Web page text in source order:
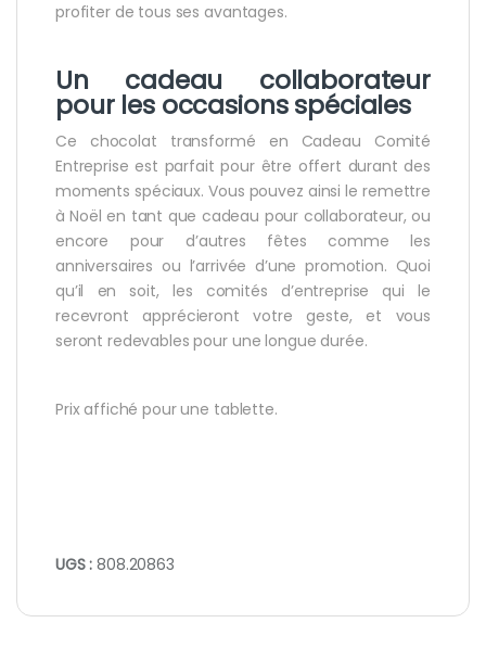
profiter de tous ses avantages.
Un cadeau collaborateur
pour les occasions spéciales
Ce chocolat transformé en Cadeau Comité
Entreprise est parfait pour être offert durant des
moments spéciaux. Vous pouvez ainsi le remettre
à Noël en tant que cadeau pour collaborateur, ou
encore pour d’autres fêtes comme les
anniversaires ou l’arrivée d’une promotion. Quoi
qu’il en soit, les comités d’entreprise qui le
recevront apprécieront votre geste, et vous
seront redevables pour une longue durée.
Prix affiché pour une tablette.
UGS :808.20863